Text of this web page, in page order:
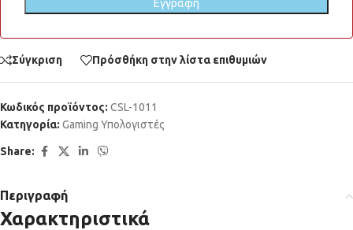
Σύγκριση Πρόσθήκη στην λίστα επιθυμιών
Κωδικός προϊόντος: CSL-1011
Κατηγορία: Gaming Υπολογιστές
Share:
Περιγραφή
Χαρακτηριστικά